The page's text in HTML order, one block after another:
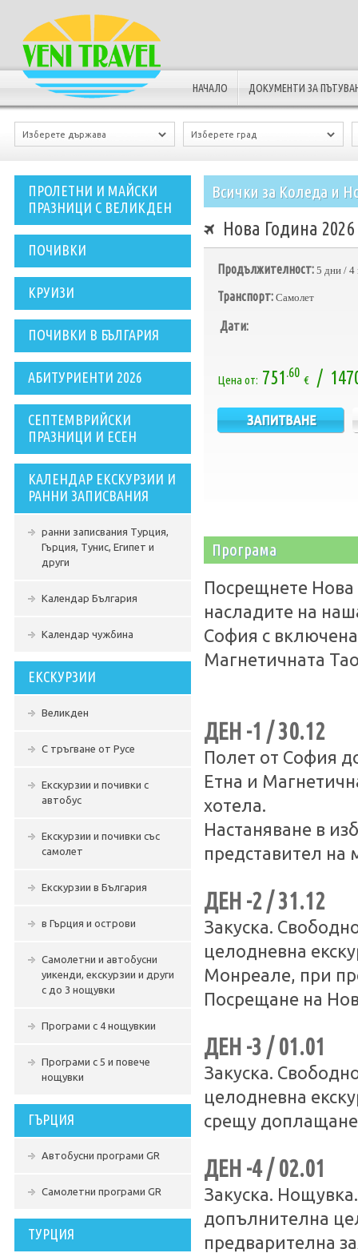
НАЧАЛО ДОКУМЕНТИ ЗА
ПРОЛЕТНИ И МАЙСКИ
ПРАЗНИЦИ С ВЕЛИКДЕН
ПОЧИВКИ
КРУИЗИ
ПОЧИВКИ В БЪЛГАРИЯ
АБИТУРИЕНТИ 2026
СЕПТЕМВРИЙСКИ
ПРАЗНИЦИ И ЕСЕН
КАЛЕНДАР ЕКСКУРЗИИ И
РАННИ ЗАПИСВАНИЯ
ранни записвания Турция,
Гърция, Тунис, Египет и
други
Календар България
Календар чужбина
ЕКСКУРЗИИ
Великден
С тръгване от Русе
Екскурзии и почивки с
автобус
Екскурзии и почивки със
самолет
Екскурзии в България
в Гърция и острови
Самолетни и автобусни
уикенди, екскурзии и други
с до 3 нощувки
Програми с 4 нощувкии
Програми с 5 и повече
нощувки
ГЪРЦИЯ
Автобусни програми GR
Самолетни програми GR
ТУРЦИЯ
Всички за Коледа и
Нова Година
Продължителност: 5 дни / 4
Транспорт: Самолет
Дати:
Цена от: 751.60
€ /
Програма
Посрещнете Нова
насладите на
София с
Магнетичната
ДЕН -1 / 30.12
Полет от София
Етна и
хотела.
Настаняване в
представител на
ДЕН -2 / 31.12
Закуска.
целодневна
Монреале, при
Посрещане на
ДЕН -3 / 01.01
Закуска.
целодневна
срещу
ДЕН -4 / 02.01
Закуска.
допълнителна
предварителна